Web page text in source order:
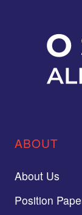
ABOUT
About Us
Position